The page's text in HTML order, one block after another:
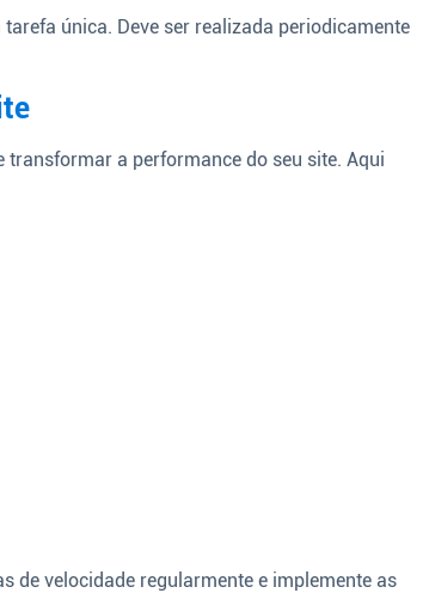
única. Deve ser realizada periodicamente
transformar a performance do seu site. Aqui
de velocidade regularmente e implemente as